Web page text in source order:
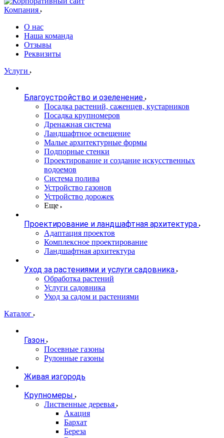
Компания
О нас
Наша команда
Отзывы
Реквизиты
Услуги
Благоустройство и озеленение
Посадка растений, саженцев, кустарников
Посадка крупномеров
Дренажная система
Ландшафтное освещение
Малые архитектурные формы
Подпорные стенки
Проектирование и создание искусственных
водоемов
Система полива
Устройство газонов
Устройство дорожек
Еще
Проектирование и ландшафтная архитектура
Адаптация проектов
Комплексное проектирование
Ландшафтная архитектура
Уход за растениями и услуги садовника
Обработка растений
Услуги садовника
Уход за садом и растениями
Каталог
Газон
Посевные газоны
Рулонные газоны
Живая изгородь
Крупномеры
Лиственные деревья
Акация
Бархат
Береза